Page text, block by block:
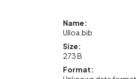
Name:
Ulloa.bib
Size:
273 B
Format: